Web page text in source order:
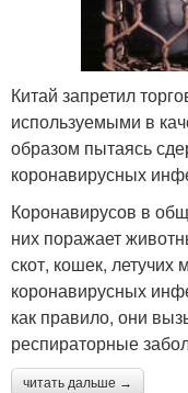
Китай запретил
используемыми в
образом пытаясь
коронавирусных
Коронавирусов в
них поражает
скот, кошек, летучих
коронавирусных
как правило, они
респираторные
читать дальше →